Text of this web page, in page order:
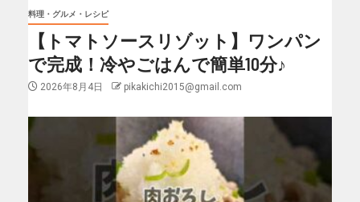
料理・グルメ・レシピ
【トマトソースリゾット】ワンパン
で完成！冷やごはんで簡単10分♪
2026年8月4日 pikakichi2015@gmail.com